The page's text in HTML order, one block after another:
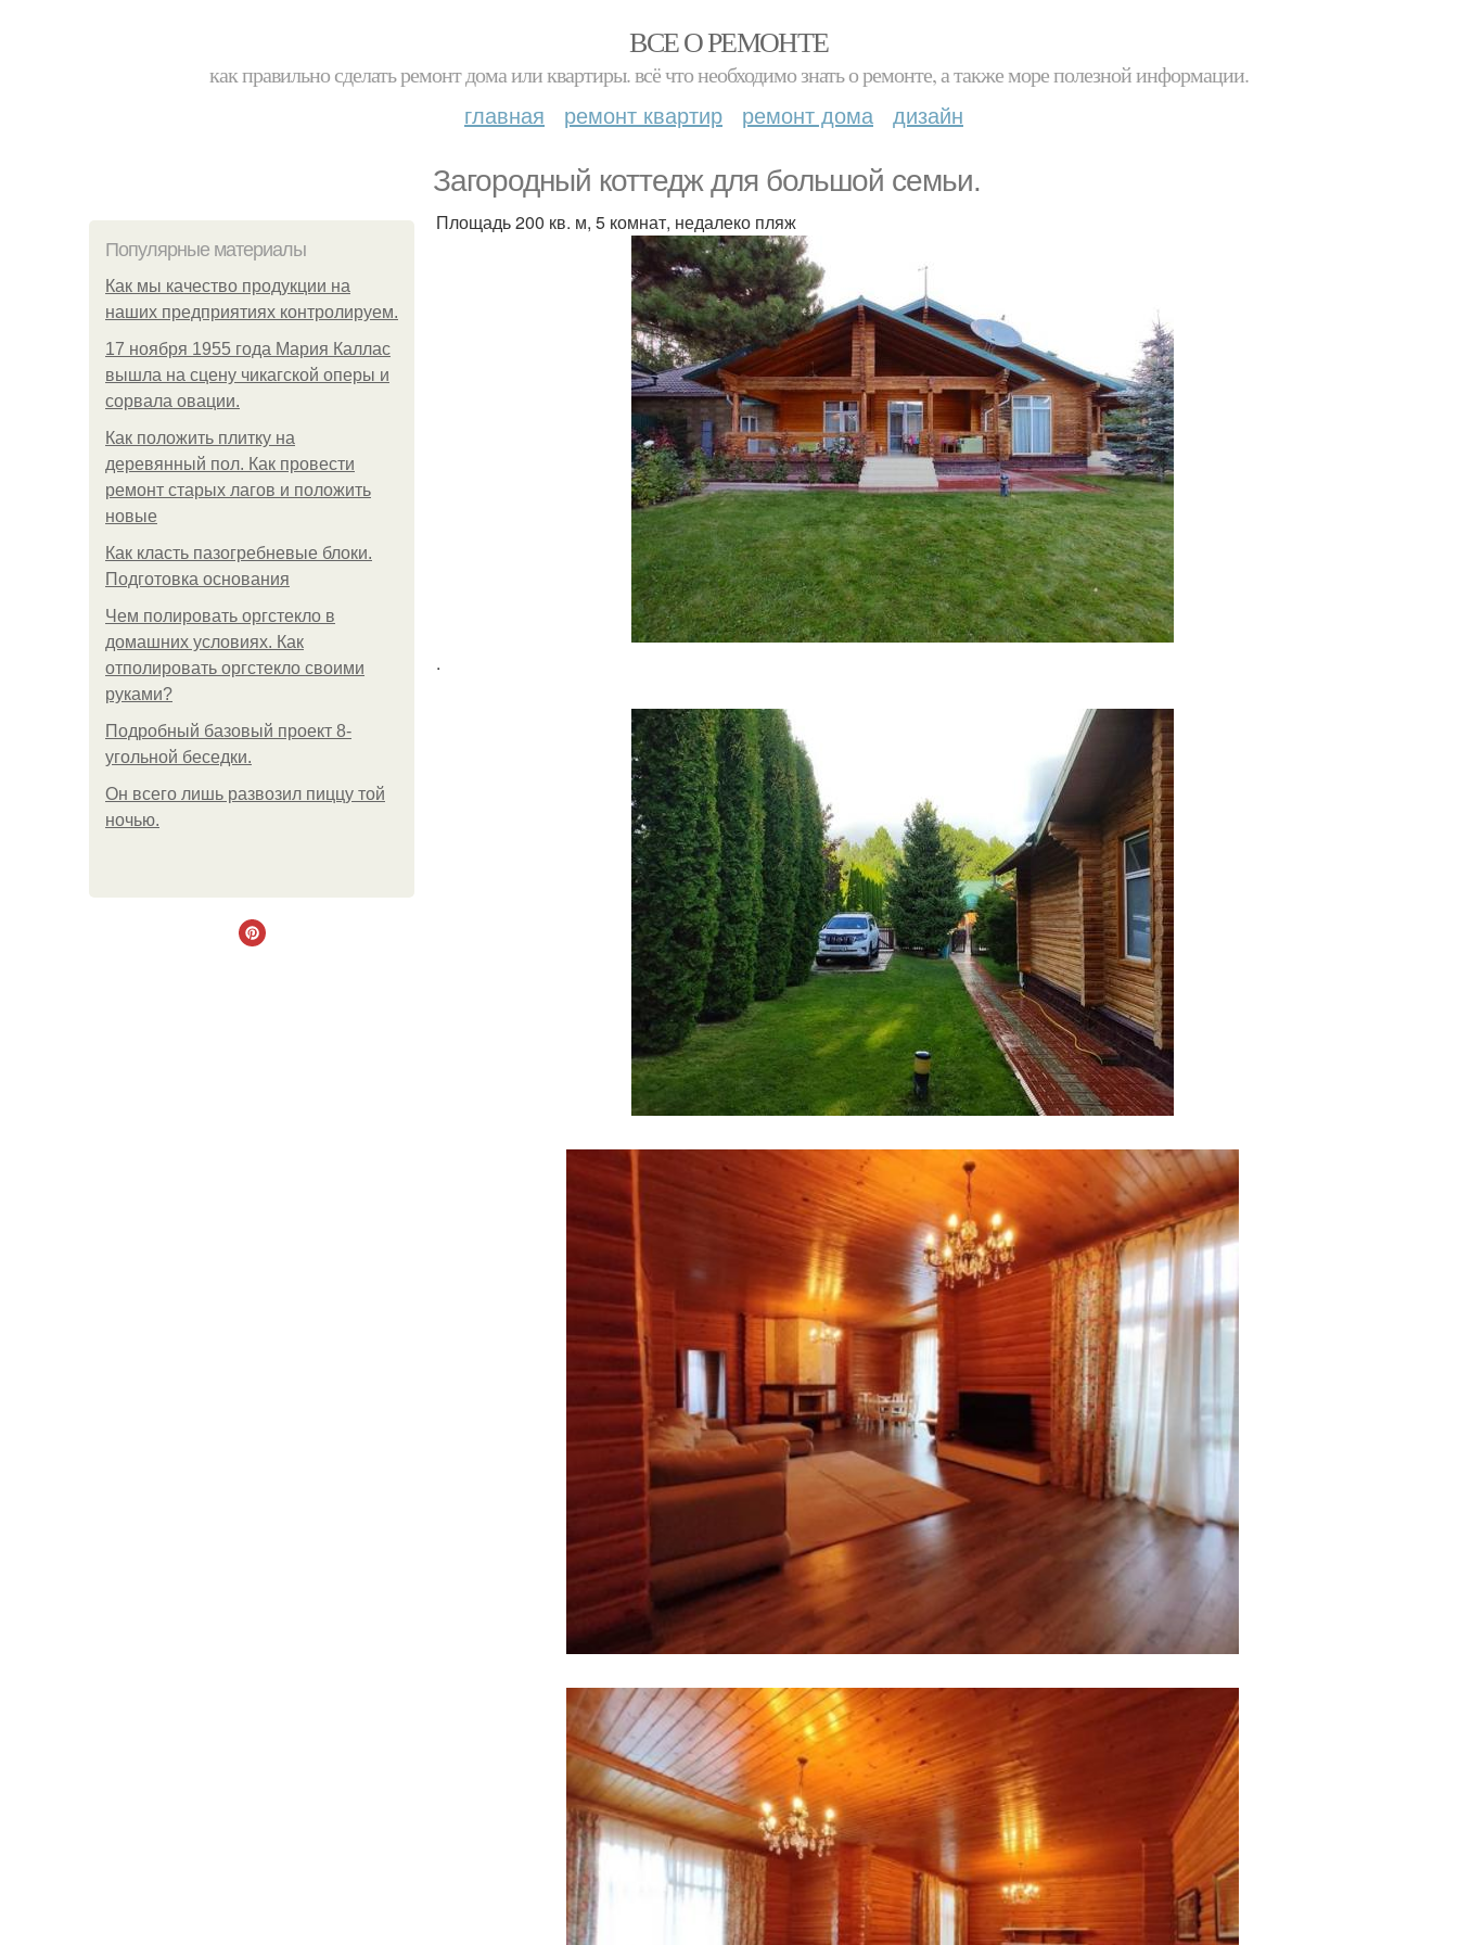
ВСЕ О РЕМОНТЕ
как правильно сделать ремонт дома или квартиры. всё что необходимо знать о ремонте, а также море полезной информации.
главная ремонт квартир ремонт дома дизайн
Загородный коттедж для большой семьи.
Популярные материалы
Как мы качество продукции на
наших предприятиях контролируем.
17 ноября 1955 года Мария Каллас
вышла на сцену чикагской оперы и
сорвала овации.
Как положить плитку на
деревянный пол. Как провести
ремонт старых лагов и положить
новые
Как класть пазогребневые блоки.
Подготовка основания
Чем полировать оргстекло в
домашних условиях. Как
отполировать оргстекло своими
руками?
Подробный базовый проект 8-
угольной беседки.
Он всего лишь развозил пиццу той
ночью.
Площадь 200 кв. м, 5 комнат, недалеко пляж
.